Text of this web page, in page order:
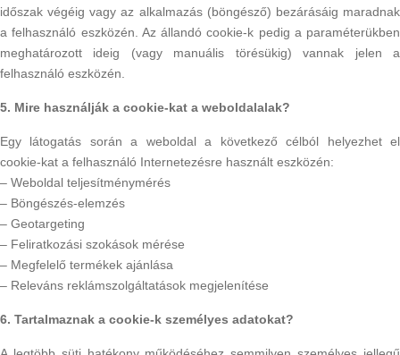
időszak végéig vagy az alkalmazás (böngésző) bezárásáig maradnak
a felhasználó eszközén. Az állandó cookie-k pedig a paraméterükben
meghatározott ideig (vagy manuális törésükig) vannak jelen a
felhasználó eszközén.
5. Mire használják a cookie-kat a weboldalalak?
Egy látogatás során a weboldal a következő célból helyezhet el
cookie-kat a felhasználó Internetezésre használt eszközén:
– Weboldal teljesítménymérés
– Böngészés-elemzés
– Geotargeting
– Feliratkozási szokások mérése
– Megfelelő termékek ajánlása
– Releváns reklámszolgáltatások megjelenítése
6. Tartalmaznak a cookie-k személyes adatokat?